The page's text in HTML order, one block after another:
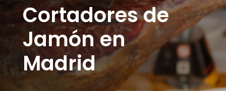
Cortadores de
Jamón en
Madrid